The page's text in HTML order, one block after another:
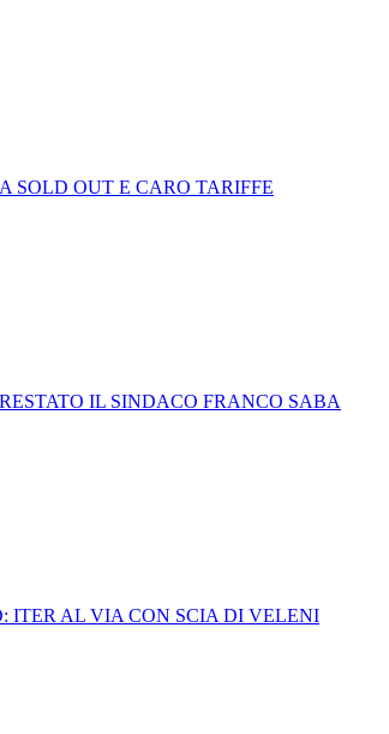
SOLD OUT E CARO TARIFFE
IL SINDACO FRANCO SABA
ITER AL VIA CON SCIA DI VELENI